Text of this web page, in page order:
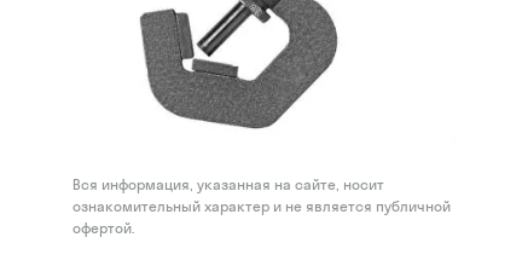
Вся информация, указанная на сайте, носит
ознакомительный характер и не является публичной
офертой.